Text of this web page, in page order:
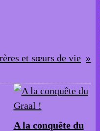
et sœurs de vie
A la conquête du